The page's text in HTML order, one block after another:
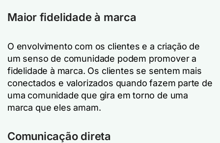
Maior fidelidade à marca
O envolvimento com os clientes e a criação de
um senso de comunidade podem promover a
fidelidade à marca. Os clientes se sentem mais
conectados e valorizados quando fazem parte de
uma comunidade que gira em torno de uma
marca que eles amam.
Comunicação direta